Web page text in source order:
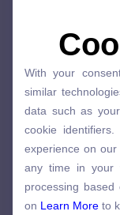
Feel tense
A cold
similar
data such as
cookie
experience on
any time in your
processing
on
Learn More to
With your
similar
data such as
cookie
experience on
any time in your
processing
on Learn More to